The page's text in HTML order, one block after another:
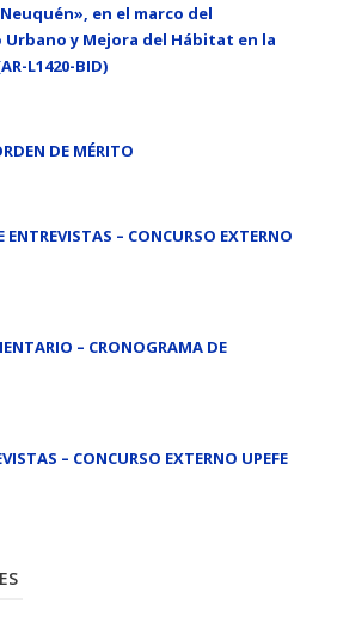
en el marco del
y Mejora del Hábitat en la
L1420-BID)
DE MÉRITO
ENTREVISTAS – CONCURSO EXTERNO
– CRONOGRAMA DE
– CONCURSO EXTERNO UPEFE